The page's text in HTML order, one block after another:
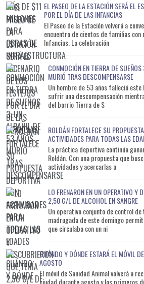
EL PASEO DE LA ESTACIÓN SERÁ EL
POR EL DÍA DE LAS INFANCIAS
El Paseo de la Estación volverá a
encuentro de cientos de familias con
Infancias. La celebración
CONMOCIÓN EN TIERRA DE
MURIÓ TRAS DESCOMPENSARSE
Un hombre de 53 años falleció
sufrir una descompensación
del barrio Tierra de S
ROLDÁN FORTALECE SU
ACTIVIDADES PARA TODAS LAS
La práctica deportiva continúa
Roldán. Con una propuesta que
actividades y acercarlas a
LO FRENARON EN UN OPERATIVO Y
2,50 G/L DE ALCOHOL EN SANGRE
Un operativo conjunto de control
madrugada de este domingo
que circulaba con un ni
CUÁNDO Y DÓNDE ESTARÁ EL MÓVIL
AGOSTO
El móvil de Sanidad Animal volverá a